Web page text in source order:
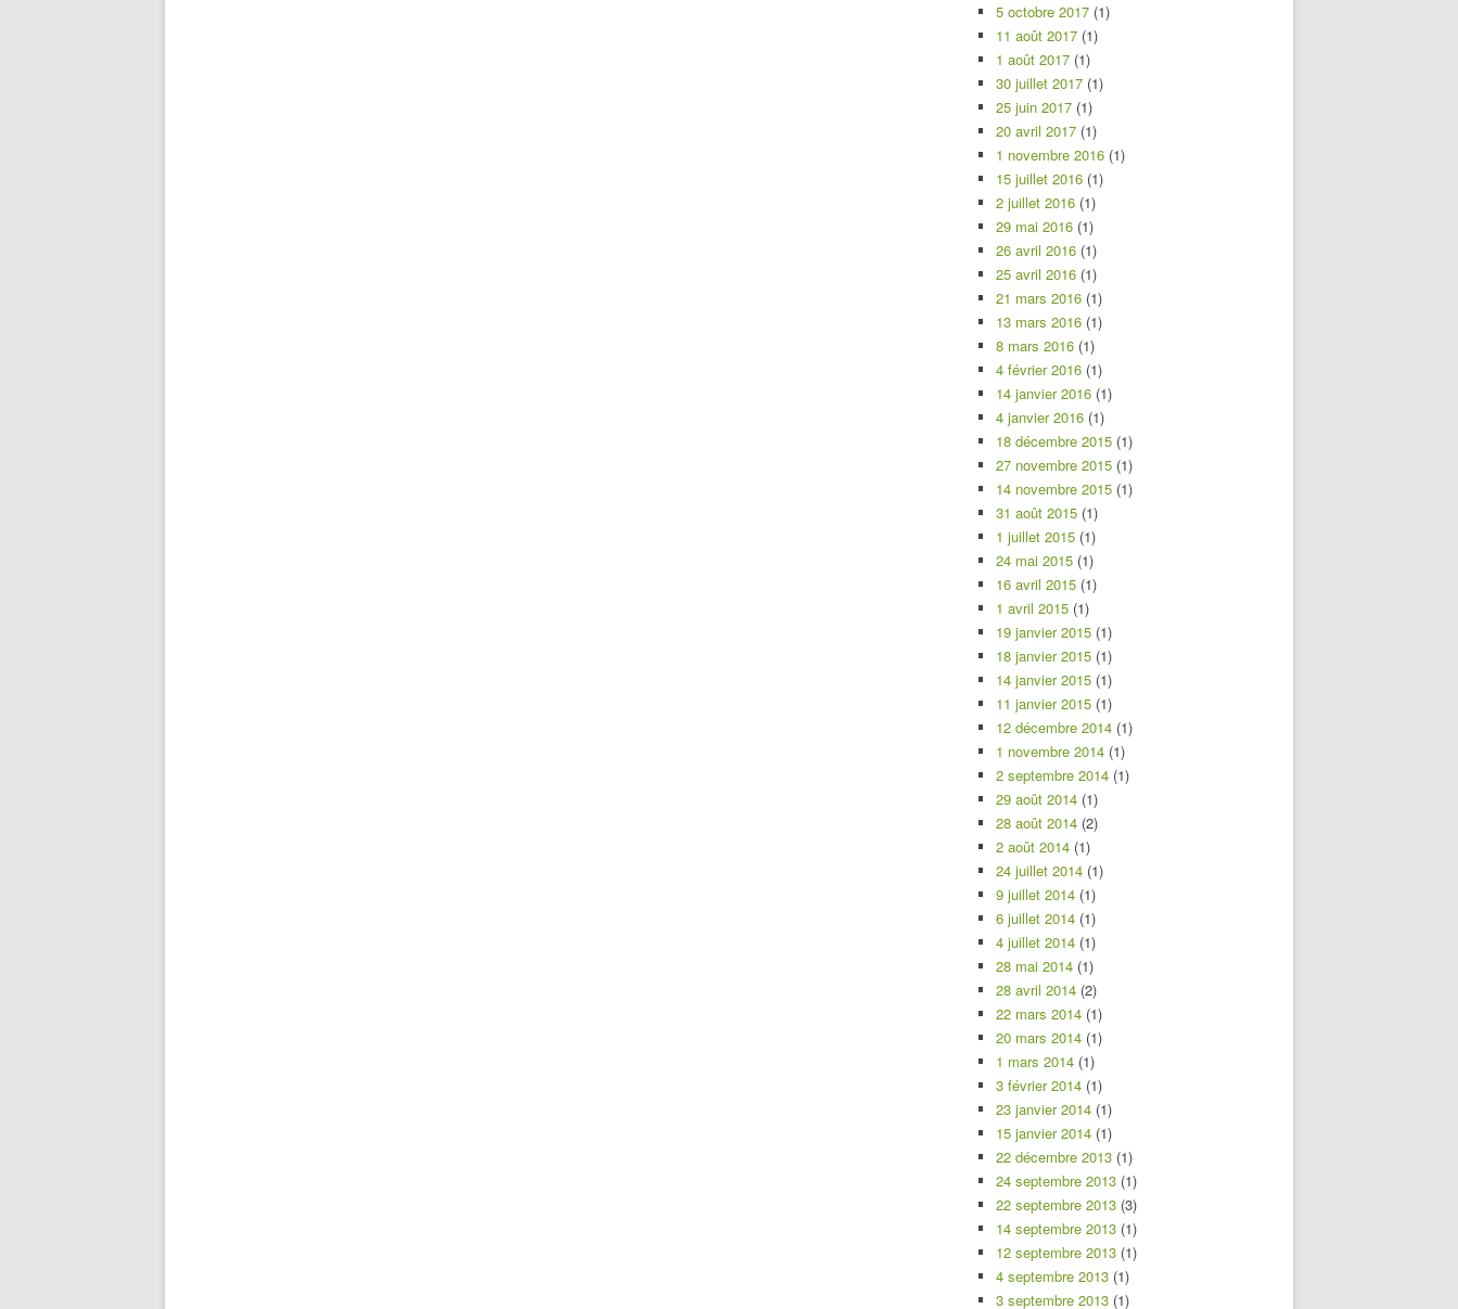
5 octobre 2017 (1)
11 août 2017 (1)
1 août 2017 (1)
30 juillet 2017 (1)
25 juin 2017 (1)
20 avril 2017 (1)
1 novembre 2016 (1)
15 juillet 2016 (1)
2 juillet 2016 (1)
29 mai 2016 (1)
26 avril 2016 (1)
25 avril 2016 (1)
21 mars 2016 (1)
13 mars 2016 (1)
8 mars 2016 (1)
4 février 2016 (1)
14 janvier 2016 (1)
4 janvier 2016 (1)
18 décembre 2015 (1)
27 novembre 2015 (1)
14 novembre 2015 (1)
31 août 2015 (1)
1 juillet 2015 (1)
24 mai 2015 (1)
16 avril 2015 (1)
1 avril 2015 (1)
19 janvier 2015 (1)
18 janvier 2015 (1)
14 janvier 2015 (1)
11 janvier 2015 (1)
12 décembre 2014 (1)
1 novembre 2014 (1)
2 septembre 2014 (1)
29 août 2014 (1)
28 août 2014 (2)
2 août 2014 (1)
24 juillet 2014 (1)
9 juillet 2014 (1)
6 juillet 2014 (1)
4 juillet 2014 (1)
28 mai 2014 (1)
28 avril 2014 (2)
22 mars 2014 (1)
20 mars 2014 (1)
1 mars 2014 (1)
3 février 2014 (1)
23 janvier 2014 (1)
15 janvier 2014 (1)
22 décembre 2013 (1)
24 septembre 2013 (1)
22 septembre 2013 (3)
14 septembre 2013 (1)
12 septembre 2013 (1)
4 septembre 2013 (1)
3 septembre 2013 (1)